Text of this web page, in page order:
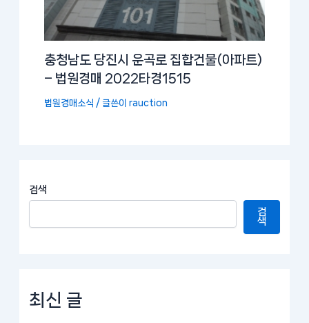
검색
검
색
최신 글
충청남도 당진시 운곡로 집합건물(아파트)
– 법원경매 2022타경1515
법원경매소식 / 글쓴이rauction